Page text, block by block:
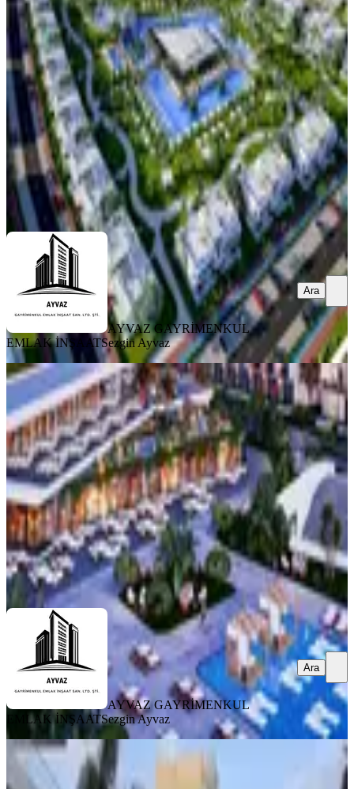
Four Seasons Lıfe Iıı : İskele'nin Yeni
Yaşam Vizyonu
İskele, Merkez Mahallesi
2+1· 79 m² ·Villa tipi·30.07.2026
193.000 €
AYVAZ GAYRİMENKUL EMLAK İNŞAATSezgin Ayvaz
Ara
AYVAZ GAYRİMENKUL
EMLAK İNŞAATSezgin Ayvaz
Ara
SIFIR BİNA
Courtyard Platınum: Hayalinizdeki
Yaşam Burada Başlıyor
İskele, Merkez Mahallesi
2+1·110 m²·Bahçe katı·28.07.2026
219.000 €
AYVAZ GAYRİMENKUL EMLAK İNŞAATSezgin Ayvaz
Ara
AYVAZ GAYRİMENKUL
EMLAK İNŞAATSezgin Ayvaz
Ara
MANZARALI
Satılık Rezidans Dairesi İskele Grand
Sapphıre Full Eşyalı 1+1